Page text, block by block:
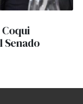
Senado